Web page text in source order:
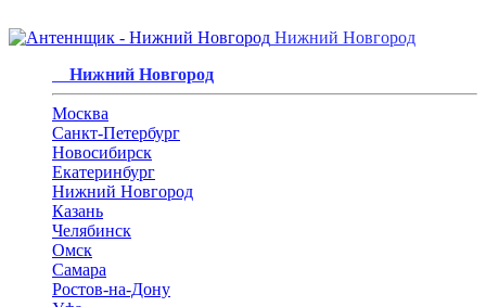
Нижний Новгород
Нижний Новгород
Москва
Санкт-Петербург
Новосибирск
Екатеринбург
Нижний Новгород
Казань
Челябинск
Омск
Самара
Ростов-на-Дону